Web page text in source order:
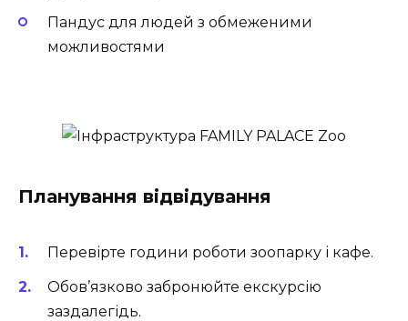
Пандус для людей з обмеженими
можливостями
Планування відвідування
Перевірте години роботи зоопарку і кафе.
Обов’язково забронюйте екскурсію
заздалегідь.